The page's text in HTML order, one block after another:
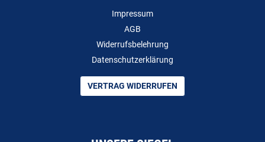
Impressum
AGB
Widerrufsbelehrung
Datenschutzerklärung
VERTRAG WIDERRUFEN